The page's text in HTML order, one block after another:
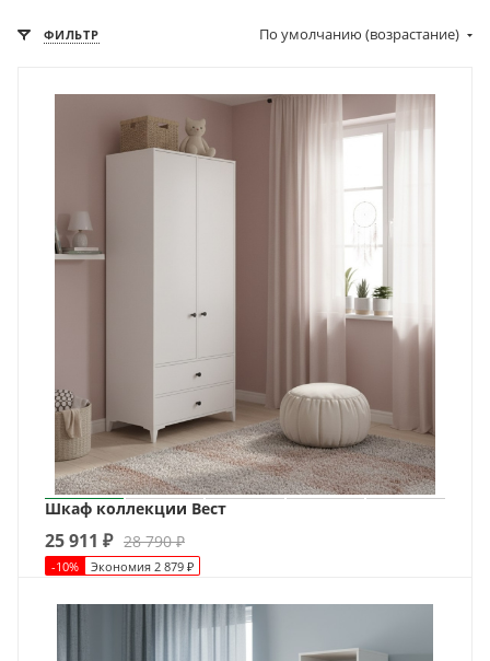
ФИЛЬТР По умолчанию (возрастание)
Шкаф коллекции Вест
25 911 ₽ 28 790₽
-10% Экономия 2 879 ₽